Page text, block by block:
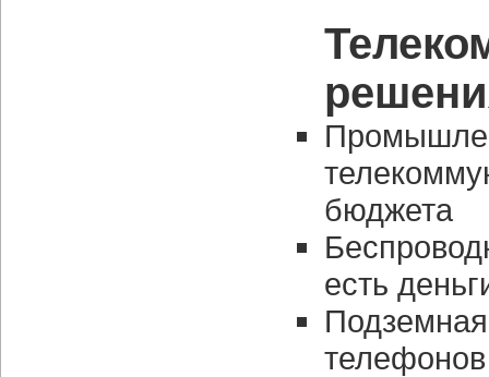
бюджета
есть